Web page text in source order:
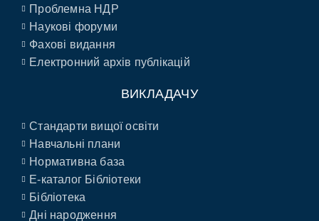
Проблемна НДР
Наукові форуми
Фахові видання
Електронний архів публікацій
ВИКЛАДАЧУ
Стандарти вищої освіти
Навчальні плани
Нормативна база
E-каталог Бібліотеки
Бібліотека
Дні народження